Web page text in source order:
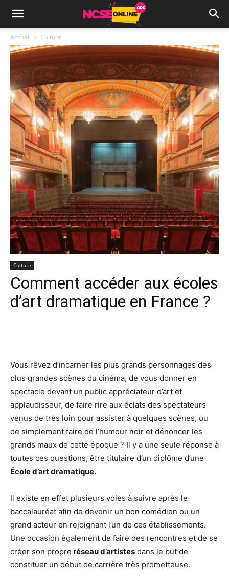
Accueil Culture
Culture
Comment accéder aux écoles
d’art dramatique en France ?
Vous rêvez d’incarner les plus grands personnages des
plus grandes scènes du cinéma, de vous donner en
spectacle devant un public appréciateur d’art et
applaudisseur, de faire rire aux éclats des spectateurs
venus de très loin pour assister à quelques scènes, ou
de simplement faire de l’humour noir et dénoncer les
grands maux de cette époque ? Il y a une seule réponse à
toutes ces questions, être titulaire d’un diplôme d’une
École d’art dramatique.
Il existe en effet plusieurs voies à suivre après le
baccalauréat afin de devenir un bon comédien ou un
grand acteur en rejoignant l’un de ces établissements.
Une occasion également de faire des rencontres et de se
créer son propre réseau d’artistes dans le but de
constituer un début de carrière très prometteuse.